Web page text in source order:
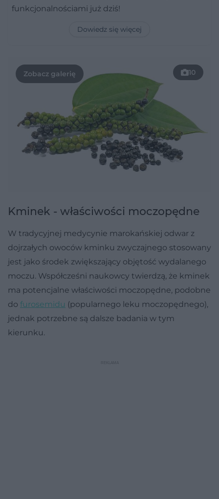
funkcjonalnościami już dziś!
Dowiedz się więcej
10
Kminek - właściwości moczopędne
W tradycyjnej medycynie marokańskiej odwar z
dojrzałych owoców kminku zwyczajnego stosowany
jest jako środek zwiększający objętość wydalanego
moczu. Współcześni naukowcy twierdzą, że kminek
ma potencjalne właściwości moczopędne, podobne
do furosemidu (popularnego leku moczopędnego),
jednak potrzebne są dalsze badania w tym
kierunku.